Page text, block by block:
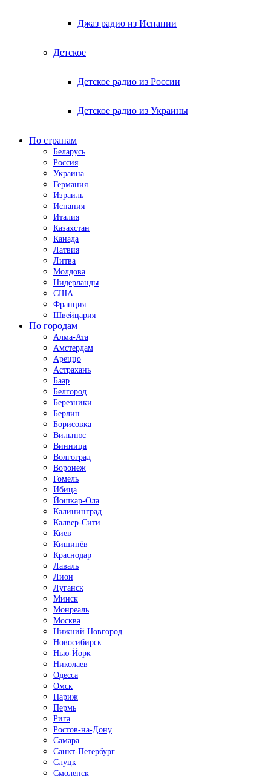
Джаз радио из Испании
Детское
Детское радио из России
Детское радио из Украины
По странам
Беларусь
Россия
Украина
Германия
Израиль
Испания
Италия
Казахстан
Канада
Латвия
Литва
Молдова
Нидерланды
США
Франция
Швейцария
По городам
Алма-Ата
Амстердам
Ареццо
Астрахань
Баар
Белгород
Березники
Берлин
Борисовка
Вильнюс
Винница
Волгоград
Воронеж
Гомель
Ибица
Йошкар-Ола
Калининград
Калвер-Сити
Киев
Кишинёв
Краснодар
Лаваль
Лион
Луганск
Минск
Монреаль
Москва
Нижний Новгород
Новосибирск
Нью-Йорк
Николаев
Одесса
Омск
Париж
Пермь
Рига
Ростов-на-Дону
Самара
Санкт-Петербург
Слуцк
Смоленск